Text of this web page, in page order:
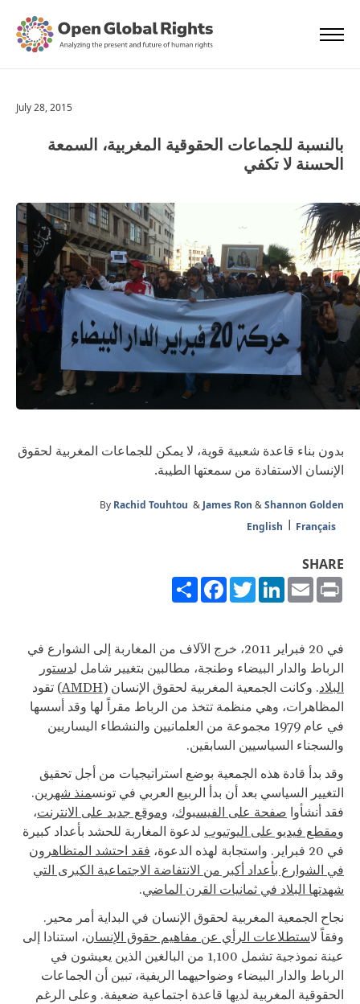
July 28, 2015
بالنسبة للجماعات الحقوقية المغربية، السمعة
الحسنة لا تكفي
بدون بناء قاعدة شعبية قوية، لا يمكن للجماعات المغربية لحقوق
الإنسان الاستفادة من سمعتها الطيبة.
By Rachid Touhtou & James Ron &Shannon Golden
English
Français
SHARE
Share
FacebookTwitterLinkedInEmailPrint
في 20 فبراير 2011، خرج الآلاف من المغاربة إلى الشوارع في
الرباط والدار البيضاء وطنجة، مطالبين بتغيير شامل لدستور
البلاد. وكانت الجمعية المغربية لحقوق الإنسان (AMDH) تقود
المظاهرات، وهي منظمة تتخذ من الرباط مقراً لها وقد أسسها
في عام 1979 مجموعة من العلمانيين والنشطاء اليساريين
والسجناء السياسيين السابقين.
وقد بدأ قادة هذه الجمعية بوضع استراتيجيات من أجل تحقيق
التغيير السياسي بعد أن بدأ الربيع العربي في تونسمنذ شهرين.
فقد أنشأوا صفحة على الفيسبوك، وموقع جديد على الانترنت،
ومقطع فيديو على اليوتيوب لدعوة المغاربة للحشد بأعداد كبيرة
في 20 فبراير. واستجابة لهذه الدعوة،
فقد احتشد المتظاهرون
في الشوارع بأعداد أكبر من الانتفاضة الاجتماعية الكبرى التي
شهدتها البلاد في ثمانيات القرن الماضي.
نجاح الجمعية المغربية لحقوق الإنسان في البداية أمر محير.
وفقاً لاستطلاعات الرأي عن مفاهيم حقوق الإنسان، استنادا إلى
عينة نموذجية تشمل 1,100 من البالغين الذين يعيشون في
الرباط والدار البيضاء وضواحيهما الريفية، تبين أن الجماعات
الحقوقية المغربية لديها قاعدة اجتماعية ضعيفة. وعلى الرغم